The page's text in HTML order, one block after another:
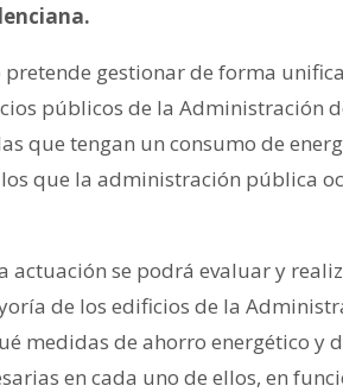
pretende gestionar de forma
públicos de la Administración
que tengan un consumo de
que la administración pública
actuación se podrá evaluar y
de los edificios de la
medidas de ahorro energético y
en cada uno de ellos, en